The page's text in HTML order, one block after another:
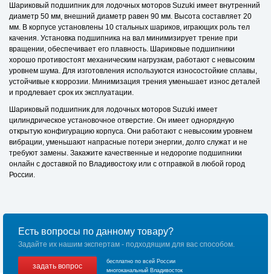
Шариковый подшипник для лодочных моторов Suzuki имеет внутренний
диаметр 50 мм, внешний диаметр равен 90 мм. Высота составляет 20
мм. В корпусе установлены 10 стальных шариков, играющих роль тел
качения. Установка подшипника на вал минимизирует трение при
вращении, обеспечивает его плавность. Шариковые подшипники
хорошо противостоят механическим нагрузкам, работают с невысоким
уровнем шума. Для изготовления используются износостойкие сплавы,
устойчивые к коррозии. Минимизация трения уменьшает износ деталей
и продлевает срок их эксплуатации.
Шариковый подшипник для лодочных моторов Suzuki имеет
цилиндрическое установочное отверстие. Он имеет однорядную
открытую конфигурацию корпуса. Они работают с невысоким уровнем
вибрации, уменьшают напрасные потери энергии, долго служат и не
требуют замены. Закажите качественные и недорогие подшипники
онлайн с доставкой по Владивостоку или с отправкой в любой город
России.
Есть вопросы по данному товару?
Задайте их нашим экспертам - подходящим для вас способом.
задать вопрос
бесплатно по всей России
многоканальный Владивосток